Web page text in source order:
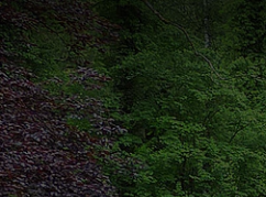
France
Great Britain
Italia
India